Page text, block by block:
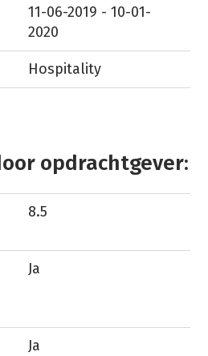
11-06-2019 - 10-01-
2020
Hospitality
opdrachtgever:
8.5
Ja
Ja